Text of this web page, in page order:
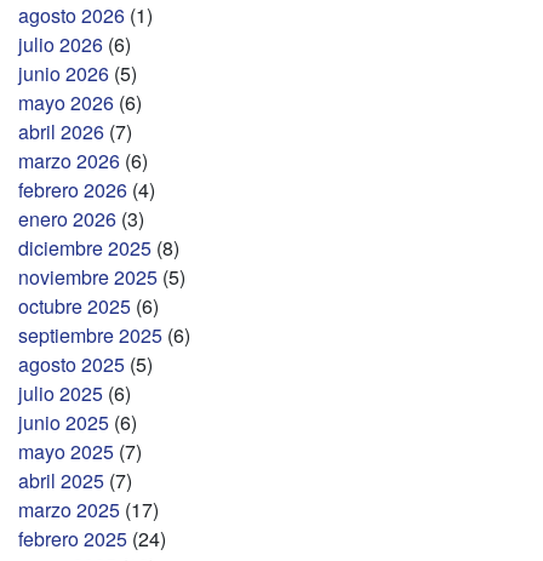
agosto 2026 (1)
julio 2026 (6)
junio 2026 (5)
mayo 2026 (6)
abril 2026 (7)
marzo 2026 (6)
febrero 2026 (4)
enero 2026 (3)
diciembre 2025 (8)
noviembre 2025 (5)
octubre 2025 (6)
septiembre 2025 (6)
agosto 2025 (5)
julio 2025 (6)
junio 2025 (6)
mayo 2025 (7)
abril 2025 (7)
marzo 2025 (17)
febrero 2025 (24)